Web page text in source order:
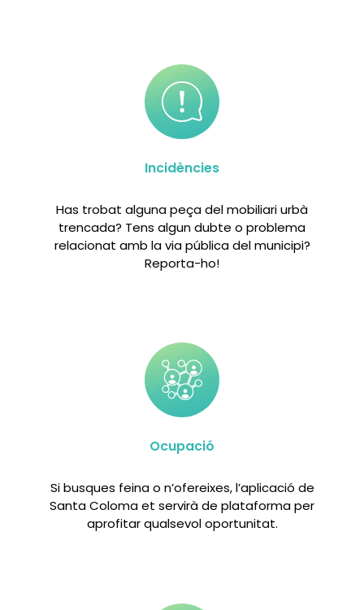
Incidències
Has trobat alguna peça del mobiliari urbà
trencada? Tens algun dubte o problema
relacionat amb la via pública del municipi?
Reporta-ho!
Ocupació
Si busques feina o n’ofereixes, l’aplicació de
Santa Coloma et servirà de plataforma per
aprofitar qualsevol oportunitat.